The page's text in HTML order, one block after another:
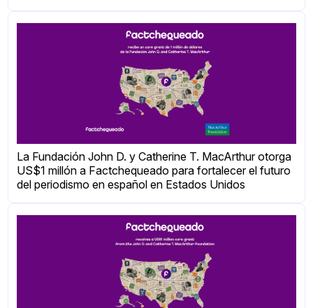
La Fundación John D. y Catherine T. MacArthur otorga
US$1 millón a Factchequeado para fortalecer el futuro
del periodismo en español en Estados Unidos